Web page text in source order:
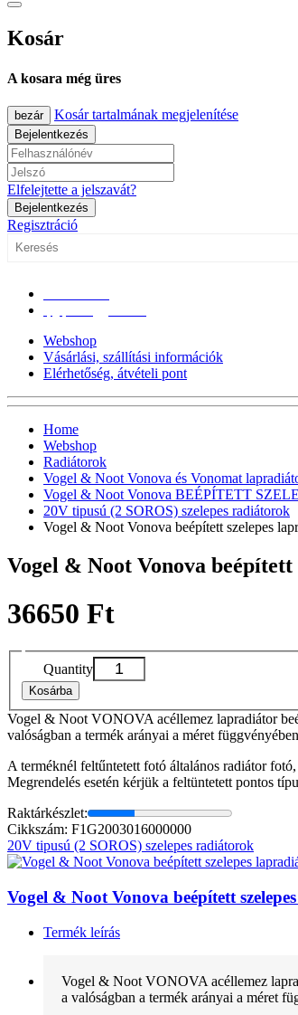
Kosár
A kosara még üres
bezár Kosár tartalmának megjelenítése
Bejelentkezés
Elfelejtette a jelszavát?
Bejelentkezés
Regisztráció
Webshop
Vásárlási, szállítási információk
Elérhetőség, átvételi pont
Home
Webshop
Radiátorok
Vogel & Noot Vonova és Vonomat
Vogel & Noot Vonova BEÉPÍTETT
20V tipusú (2 SOROS) szelepes radiátorok
Vogel & Noot Vonova beépített szelepes
Vogel & Noot Vonova
36650 Ft
Quantity
Kosárba
Vogel & Noot VONOVA acéllemez lapradiátor
valóságban a termék arányai a méret
A terméknél feltűntetett fotó általános radiátor
Megrendelés esetén kérjük a feltüntetett pontos
Raktárkészlet:
Cikkszám: F1G2003016000000
20V tipusú (2 SOROS) szelepes radiátorok
Vogel & Noot Vonova beépített
Termék leírás
Vogel & Noot VONOVA acéllemez
a valóságban a termék arányai a méret